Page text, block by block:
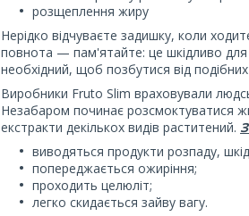
розщеплення жиру
Нерідко відчуваєте задишку, коли
повнота — пам'ятайте: це шкідливо для
необхідний, щоб позбутися від
Виробники Fruto Slim враховували
Незабаром починає розсмоктуватися
екстракти декількох видів раститений.
виводяться продукти розпаду,
попереджається ожиріння;
проходить целюліт;
легко скидається зайву вагу.